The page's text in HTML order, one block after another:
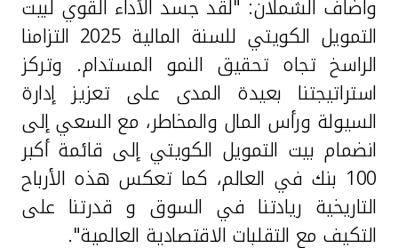
واضاف الشملان: "لقد جسد الأداء القوي لبيت
التمويل الكويتي للسنة المالية 2025 التزامنا
الراسخ تجاه تحقيق النمو المستدام. وتركز
استراتيجتنا بعيدة المدى على تعزيز إدارة
السيولة ورأس المال والمخاطر، مع السعي إلى
انضمام بيت التمويل الكويتي إلى قائمة أكبر
100 بنك في العالم، كما تعكس هذه الأرباح
التاريخية ريادتنا في السوق و قدرتنا على
التكيف مع التقلبات الاقتصادية العالمية".